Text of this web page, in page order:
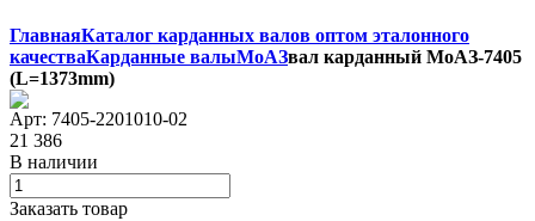
ГлавнаяКаталог карданных валов оптом эталонного
качестваКарданные валыМоАЗвал карданный МоАЗ-7405
(L=1373mm)
Арт: 7405-2201010-02
21 386
В наличии
Заказать товар